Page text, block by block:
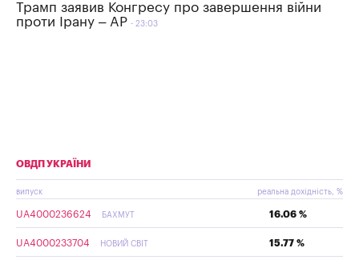
Трамп заявив Конгресу про завершення війни
проти Ірану – AP
23:03
ОВДП УКРАЇНИ
випуск реальна дохідність, %
UA4000236624 БАХМУТ 16.06 %
UA4000233704 НОВИЙ СВІТ 15.77 %